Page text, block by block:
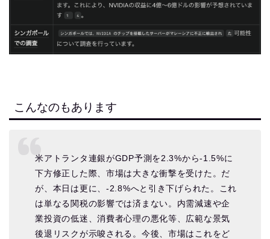
こんなのもあります
米アトランタ連銀がGDP予測を2.3%から-1.5%に
下方修正した際、市場は大きな衝撃を受けた。だ
が、本日は更に、-2.8%へと引き下げられた。これ
は単なる関税の影響では済まない。内需減速や企
業投資の低迷、消費者心理の悪化等、広範な景気
後退リスクが示唆される。今後、市場はこれをど